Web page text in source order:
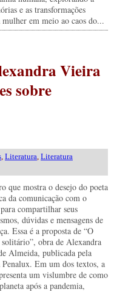
e as transformações
mulher em meio ao caos do...
Vieira
sobre
Literatura Literatura
que mostra o desejo do poeta
da comunicação com o
compartilhar seus
dúvidas e mensagens de
Essa é a proposta de “O
solitário”, obra de Alexandra
Almeida, publicada pela
Em um dos textos, a
um vislumbre de como
após a pandemia,